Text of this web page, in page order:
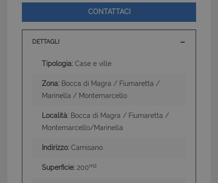
CONTATTACI
DETTAGLI
Tipologia: Case e ville
Zona: Bocca di Magra / Fiumaretta /
Marinella / Montemarcello
Località: Bocca di Magra / Fiumaretta /
Montemarcello/Marinella
Indirizzo: Camisano
Superficie: 200m2